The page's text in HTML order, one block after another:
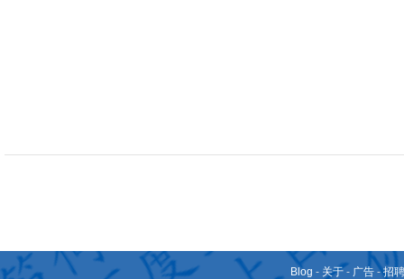
Blog - 关于 - 广告 -招